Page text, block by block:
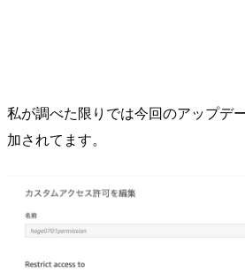
私が調べた限りでは今回のアップデ
加されてます。